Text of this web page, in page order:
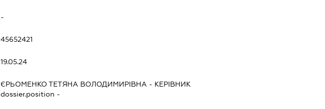
-
45652421
19.05.24
ЄРЬОМЕНКО ТЕТЯНА ВОЛОДИМИРІВНА - КЕРІВНИК
dossier.position -